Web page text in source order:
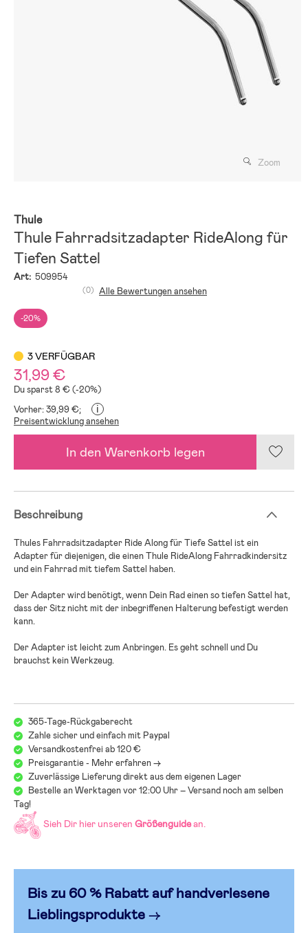
Zoom
Thule
Thule Fahrradsitzadapter RideAlong für
Tiefen Sattel
Art: 509954
-20%
(0) Alle Bewertungen ansehen
3 VERFÜGBAR
31,99 €
Du sparst 8 € (-20%)
Vorher: 39,99 €;
i
Preisentwicklung ansehen
In den Warenkorb legen
Beschreibung
Thules Fahrradsitzadapter Ride Along für Tiefe Sattel ist ein
Adapter für diejenigen, die einen Thule RideAlong Fahrradkindersitz
und ein Fahrrad mit tiefem Sattel haben.
Der Adapter wird benötigt, wenn Dein Rad einen so tiefen Sattel hat,
dass der Sitz nicht mit der inbegriffenen Halterung befestigt werden
kann.
Der Adapter ist leicht zum Anbringen. Es geht schnell und Du
brauchst kein Werkzeug.
365-Tage-Rückgaberecht
Zahle sicher und einfach mit Paypal
Versandkostenfrei ab 120 €
Preisgarantie - Mehr erfahren ->
Zuverlässige Lieferung direkt aus dem eigenen Lager
Bestelle an Werktagen vor 12:00 Uhr – Versand noch am selben
Tag!
Sieh Dir hier unseren Größenguidean.
Bis zu 60 % Rabatt auf handverlesene
Lieblingsprodukte→